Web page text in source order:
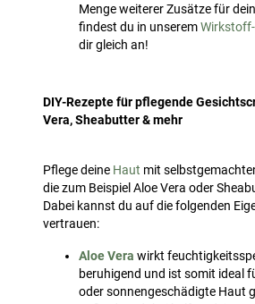
Menge weiterer Zusätze für
findest du in unserem
dir gleich an!
DIY-Rezepte für pflegende
Vera, Sheabutter & mehr
Pflege deine Haut mit
die zum Beispiel Aloe Vera oder
Dabei kannst du auf die folgenden
vertrauen:
Aloe Vera wirkt
beruhigend und ist somit ideal
oder sonnengeschädigte Haut